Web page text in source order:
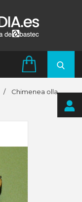
Chimenea olla